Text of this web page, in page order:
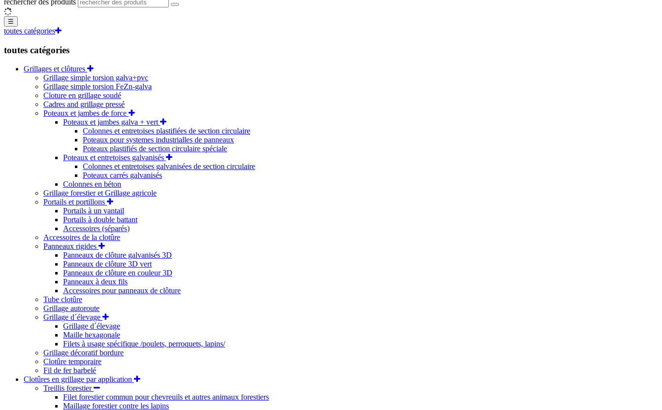
rechercher des produits
☰
toutes catégories
toutes catégories
Grillages et clôtures
Grillage simple torsion galva+pvc
Grillage simple torsion FeZn-galva
Cloture en grillage soudé
Cadres and grillage pressé
Poteaux et jambes de force
Poteaux et jambes galva + vert
Colonnes et entretoises plastifiées de section circulaire
Poteaux pour systemes industrialles de panneaux
Poteaux plastifiés de section circulaire spéciale
Poteaux et entretoises galvanisés
Colonnes et entretoises galvanisées de section circulaire
Poteaux carrés galvanisés
Colonnes en béton
Grillage forestier et Grillage agricole
Portails et portillons
Portails à un vantail
Portails à double battant
Accessoires (séparés)
Accessoires de la clotûre
Panneaux rigides
Panneaux de clôture galvanisés 3D
Panneaux de clôture 3D vert
Panneaux de clôture en couleur 3D
Panneaux à deux fils
Accessoires pour panneaux de clôture
Tube clotûre
Grillage autoroute
Grillage d´élevage
Grillage d´élevage
Maille hexagonale
Filets à usage spécifique /poulets, perroquets, lapins/
Grillage décoratif bordure
Clotûre temporaire
Fil de fer barbelé
Clotûres en grillage par application
Treillis forestier
Filet forestier commun pour chevreuils et autres animaux forestiers
Maillage forestier contre les lapins